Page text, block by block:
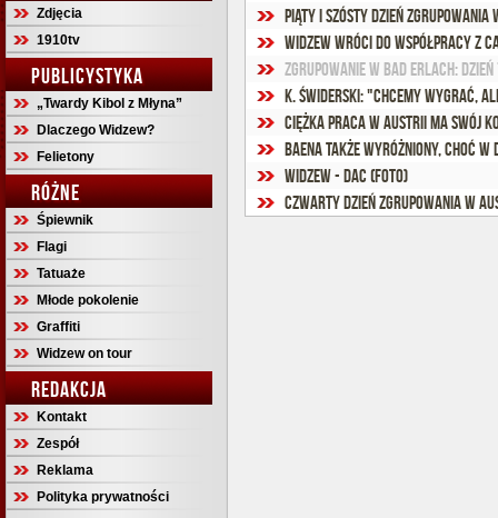
Zdjęcia
1910tv
PUBLICYSTYKA
„Twardy Kibol z Młyna”
Dlaczego Widzew?
Felietony
RÓŻNE
Śpiewnik
Flagi
Tatuaże
Młode pokolenie
Graffiti
Widzew on tour
REDAKCJA
Kontakt
Zespół
Reklama
Polityka prywatności
Piąty i szósty dzień zgrupowania
Widzew wróci do współpracy z
Zgrupowanie w Bad Erlach: dzień
K. Świderski: "Chcemy wygrać,
Ciężka praca w Austrii ma swój
Baena także wyróżniony, choć
Widzew - DAC (foto)
Czwarty dzień zgrupowania w